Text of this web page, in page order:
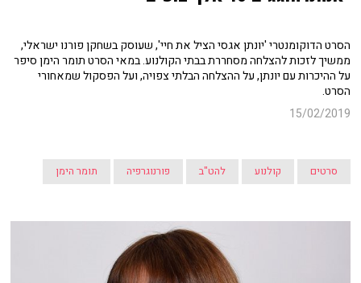
הסרט הדוקומנטרי 'יונתן אגסי הציל את חיי', שעוסק בשחקן פורנו ישראלי,
ממשיך לזכות להצלחה מסחררת בבתי הקולנוע. במאי הסרט תומר הימן סיפר
על ההיכרות עם יונתן, על ההצלחה הבלתי צפויה, ועל הפסקול שמאחורי
הסרט.
15/02/2019
סרטים קולנוע להט"ב פורנוגרפיה תומר הימן